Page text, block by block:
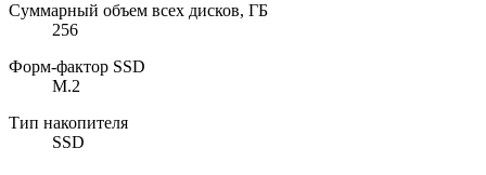
Суммарный объем всех дисков, ГБ
256
Форм-фактор SSD
M.2
Тип накопителя
SSD